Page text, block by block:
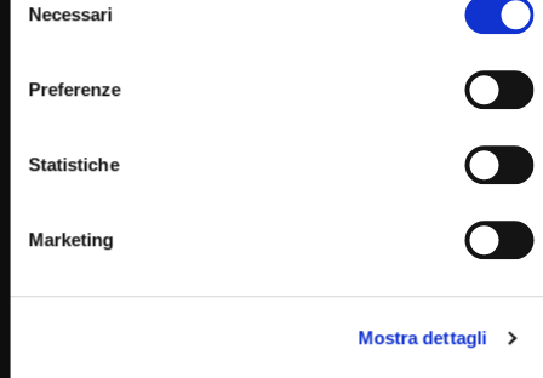
delNecessari
Preferenze
Statistiche
Marketing
Mostra dettagli
sul digitale terrestre al canale 145,
in streaming sul sito internet:
Clicca per votare questo articolo!